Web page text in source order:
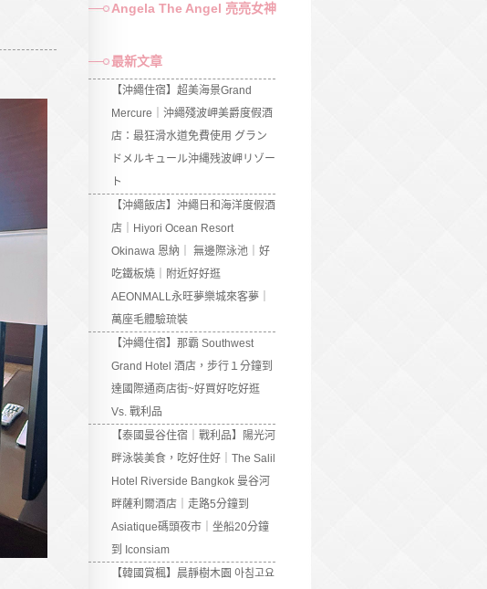
Angela The Angel 亮亮女神
最新文章
【沖繩住宿】超美海景Grand
Mercure｜沖繩殘波岬美爵度假酒
店：最狂滑水道免費使用 グラン
ドメルキュール沖縄残波岬リゾー
ト
【沖繩飯店】沖繩日和海洋度假酒
店｜Hiyori Ocean Resort
Okinawa 恩納｜ 無邊際泳池｜好
吃鐵板燒｜附近好好逛
AEONMALL永旺夢樂城來客夢｜
萬座毛體驗琉裝
【沖繩住宿】那霸 Southwest
Grand Hotel 酒店，步行１分鐘到
達國際通商店街~好買好吃好逛
Vs. 戰利品
【泰國曼谷住宿｜戰利品】陽光河
畔泳裝美食，吃好住好｜The Salil
Hotel Riverside Bangkok 曼谷河
畔薩利爾酒店｜走路5分鐘到
Asiatique碼頭夜市｜坐船20分鐘
到 Iconsiam
【韓國賞楓】晨靜樹木園 아침고요